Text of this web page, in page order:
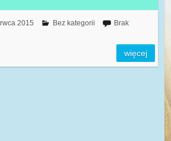
2015 Bez kategorii
Brak
więcej